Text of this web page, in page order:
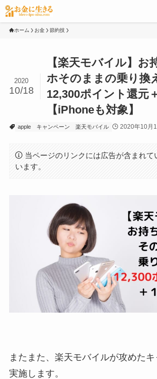
ホーム お金 節約技
【楽天モバイル】お
ホそのままの乗り換
12,300ポイント還元
【iPhoneも対象】
2020
10/18
apple キャンペーン 楽天モバイル 2020年10月
当ページのリンクには広告が含まれて
います。
またまた、楽天モバイルが攻めた
実施します。